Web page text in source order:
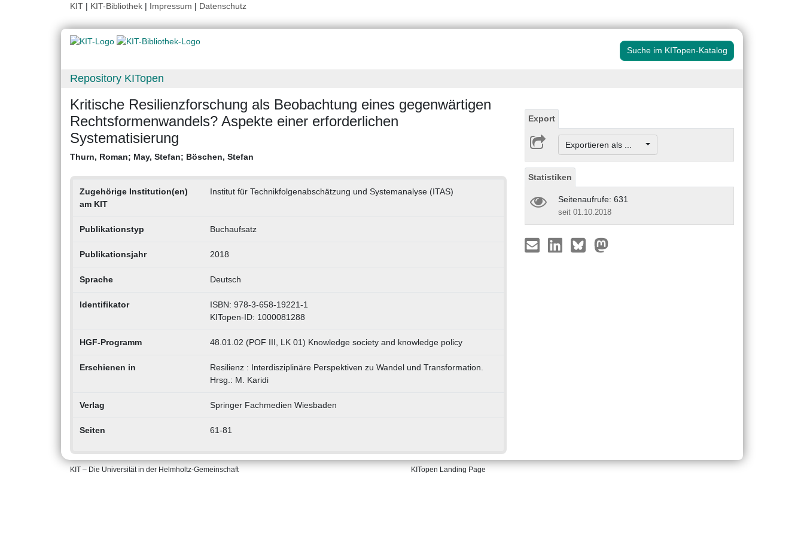
KIT | KIT-Bibliothek | Impressum | Datenschutz
Suche im KITopen-Katalog
Repository KITopen
Kritische Resilienzforschung als Beobachtung eines gegenwärtigen
Rechtsformenwandels? Aspekte einer erforderlichen
Systematisierung
Thurn, Roman; May, Stefan; Böschen, Stefan
Zugehörige Institution(en)
am KIT
Institut für Technikfolgenabschätzung und Systemanalyse (ITAS)
Publikationstyp Buchaufsatz
Publikationsjahr 2018
Sprache Deutsch
Identifikator
ISBN: 978-3-658-19221-1
KITopen-ID: 1000081288
HGF-Programm 48.01.02 (POF III, LK 01) Knowledge society and knowledge policy
Erschienen in
Resilienz : Interdisziplinäre Perspektiven zu Wandel und Transformation.
Hrsg.: M. Karidi
Verlag Springer Fachmedien Wiesbaden
Seiten 61-81
Export
Exportieren als ...
Statistiken
Seitenaufrufe: 631
seit 01.10.2018
KIT – Die Universität in der Helmholtz-Gemeinschaft KITopen Landing Page